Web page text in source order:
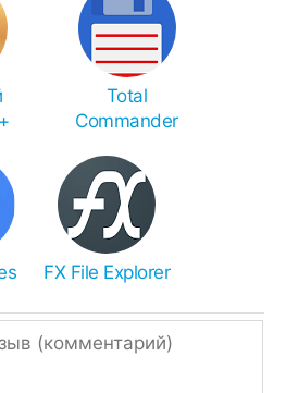
или XAPK:
- APK, APKS, XAPK, ZIP,
или rar:
переименовывают
измените
подписана, как ZIP или
Total
Commander
FX File Explorer